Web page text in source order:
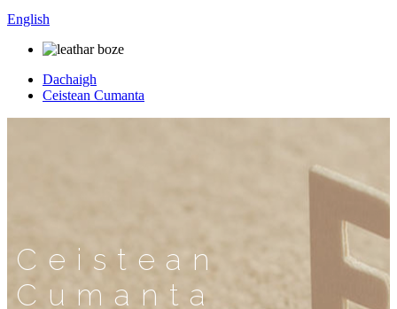
English
Dachaigh
Ceistean Cumanta
Ceistean
Cumanta